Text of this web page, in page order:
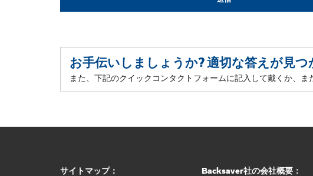
お手伝いしましょうか? 適切な答えが見つ
また、下記のクイックコンタクトフォームに記入して戴くか、ま
サイトマップ： Backsaver社の会社概要：